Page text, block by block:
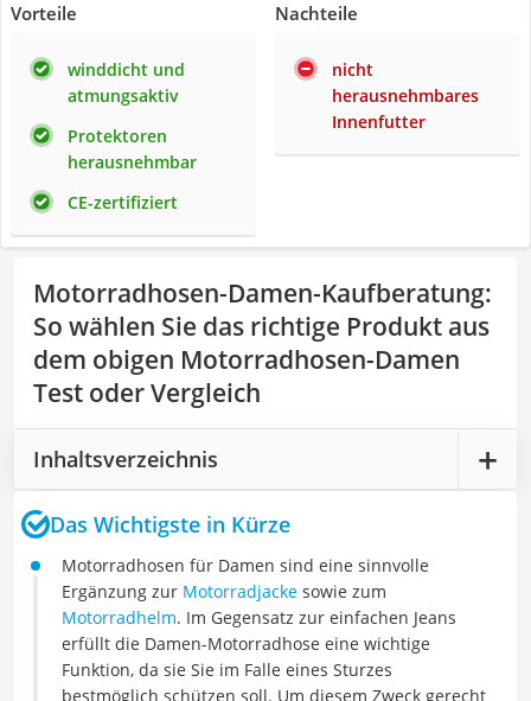
Vorteile
winddicht und
atmungsaktiv
Protektoren
herausnehmbar
CE-zertifiziert
Nachteile
nicht
herausnehmbares
Innenfutter
Motorradhosen-Damen-Kaufberatung:
So wählen Sie das richtige Produkt aus
dem obigen Motorradhosen-Damen
Test oder Vergleich
Inhaltsverzeichnis
Das Wichtigste in Kürze
Motorradhosen für Damen sind eine sinnvolle
Ergänzung zur Motorradjacke sowie zum
Motorradhelm. Im Gegensatz zur einfachen Jeans
erfüllt die Damen-Motorradhose eine wichtige
Funktion, da sie Sie im Falle eines Sturzes
bestmöglich schützen soll. Um diesem Zweck gerecht